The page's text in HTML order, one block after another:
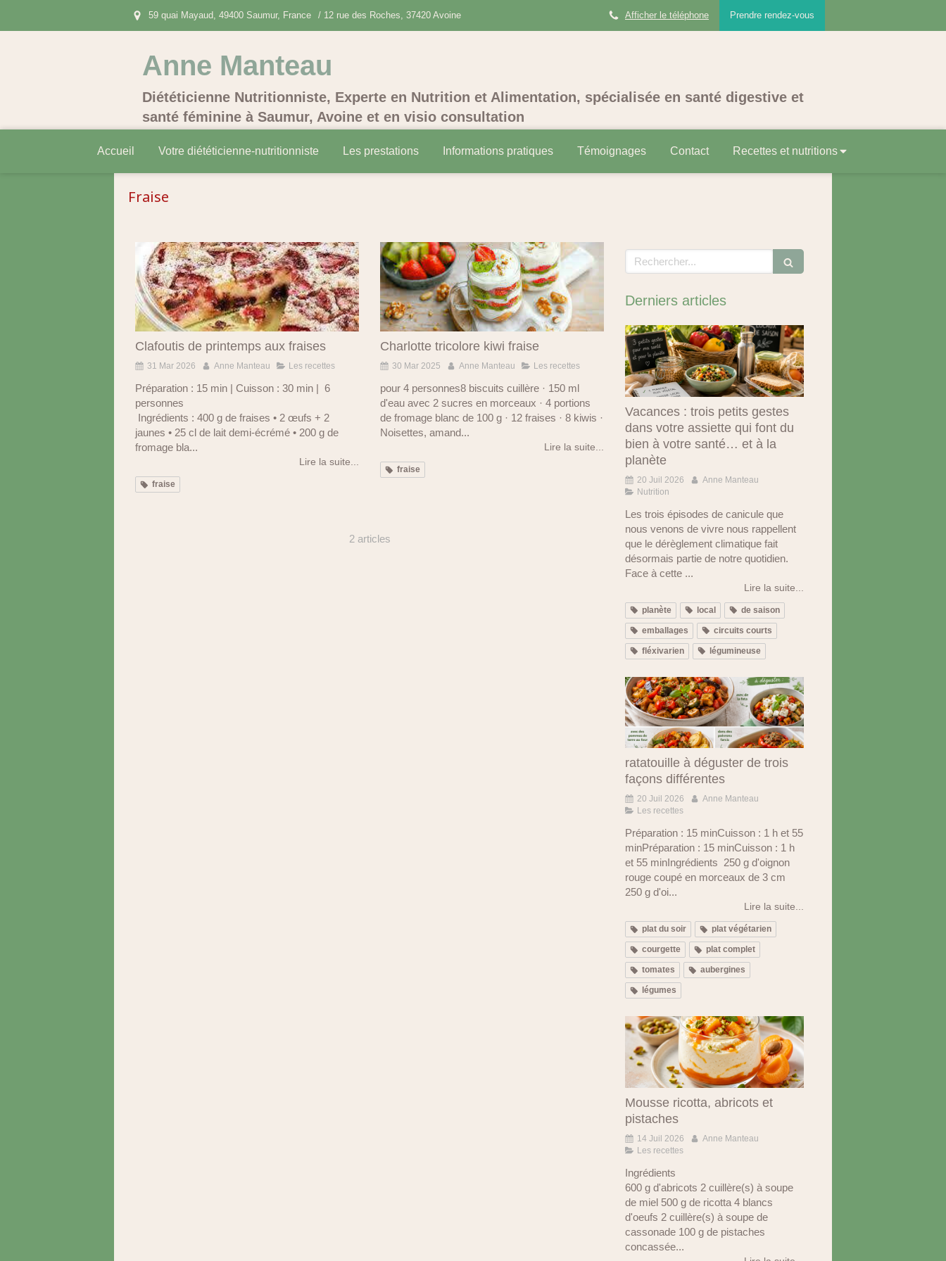
59 quai Mayaud, 49400 Saumur, France / 12 rue des Roches, 37420 Avoine Prendre rendez-vous
Afficher le téléphone
Anne Manteau
Diététicienne Nutritionniste, Experte en Nutrition et Alimentation, spécialisée en santé digestive et
santé féminine à Saumur, Avoine et en visio consultation
Accueil Votre diététicienne-nutritionniste Les prestations Informations pratiques Témoignages Contact Recettes et nutritions
Fraise
Clafoutis de printemps aux fraises
31 Mar 2026 Anne Manteau Les recettes
Préparation : 15 min | Cuisson : 30 min | 6
personnes
Ingrédients : 400 g de fraises • 2 œufs + 2
jaunes • 25 cl de lait demi-écrémé • 200 g de
fromage bla...
Lire la suite...
fraise
Charlotte tricolore kiwi fraise
30 Mar 2025 Anne Manteau Les recettes
pour 4 personnes8 biscuits cuillère · 150 ml
d'eau avec 2 sucres en morceaux · 4 portions
de fromage blanc de 100 g · 12 fraises · 8 kiwis ·
Noisettes, amand...
Lire la suite...
fraise
2 articles
Rechercher
Derniers articles
Vacances : trois petits gestes
dans votre assiette qui font du
bien à votre santé… et à la
planète
20 Juil 2026
Anne Manteau
Nutrition
Les trois épisodes de canicule que
nous venons de vivre nous rappellent
que le dérèglement climatique fait
désormais partie de notre quotidien.
Face à cette ...
Lire la suite...
planète local de saison
emballages circuits courts
fléxivarien légumineuse
ratatouille à déguster de trois
façons différentes
20 Juil 2026
Anne Manteau
Les recettes
Préparation : 15 minCuisson : 1 h et 55
minPréparation : 15 minCuisson : 1 h
et 55 minIngrédients 250 g d'oignon
rouge coupé en morceaux de 3 cm
250 g d'oi...
Lire la suite...
plat du soir plat végétarien
courgette plat complet
tomates aubergines
légumes
Mousse ricotta, abricots et
pistaches
14 Juil 2026
Anne Manteau
Les recettes
Ingrédients
600 g d'abricots 2 cuillère(s) à soupe
de miel 500 g de ricotta 4 blancs
d'oeufs 2 cuillère(s) à soupe de
cassonade 100 g de pistaches
concassée...